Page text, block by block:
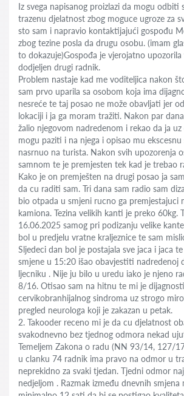
Iz svega napisanog proizlazi da mogu odbiti
trazenu djelatnost zbog moguce ugroze za
sto sam i napravio kontaktijajući gospođu
zbog tezine posla da drugu osobu. (imam
to dokazuje)Gospođa je vjerojatno
dodjeljen drugi radnik.
Problem nastaje kad me voditeljica nakon
sam prvo uparila sa osobom koja ima
nesreće te taj posao ne može obavljati jer
lokaciji i ja ga moram tražiti. Nakon par
žalio njegovom nadredenom i rekao da ja
mogu paziti i na njega i opisao mu
nasrnuo na turista. Nakon svih upozorenja
samnom te je premjesten tek kad je trebao
Kako je on premješten na drugi posao ja
da cu raditi sam. Tri dana sam radio sam
bio otpada u smjeni rucno ga premjestajuci
kamiona. Tezina velikih kanti je preko 60kg.
16.06.2025 samog pri podizanju velike
bol u predjelu vratne kraljeznice te sam
Sljedeci dan bol je postajala sve jaca i jaca
smjene u 15:20 išao obavjestiti nadredenoj
ljecniku . Nije ju bilo u uredu iako je njeno
8/16. Otisao sam na hitnu te mi je
cervikobranhijalnog sindroma uz strogo
pregled neurologa koji je zakazan u petak.
2. Takooder receno mi je da cu djelatnost
svakodnevno bez tjednog odmora nekad
Temeljem Zakona o radu (NN 93/14, 127/
u clanku 74 radnik ima pravo na odmor u
neprekidno za svaki tjedan. Tjedni odmor
nedjeljom . Razmak između dnevnih smjena